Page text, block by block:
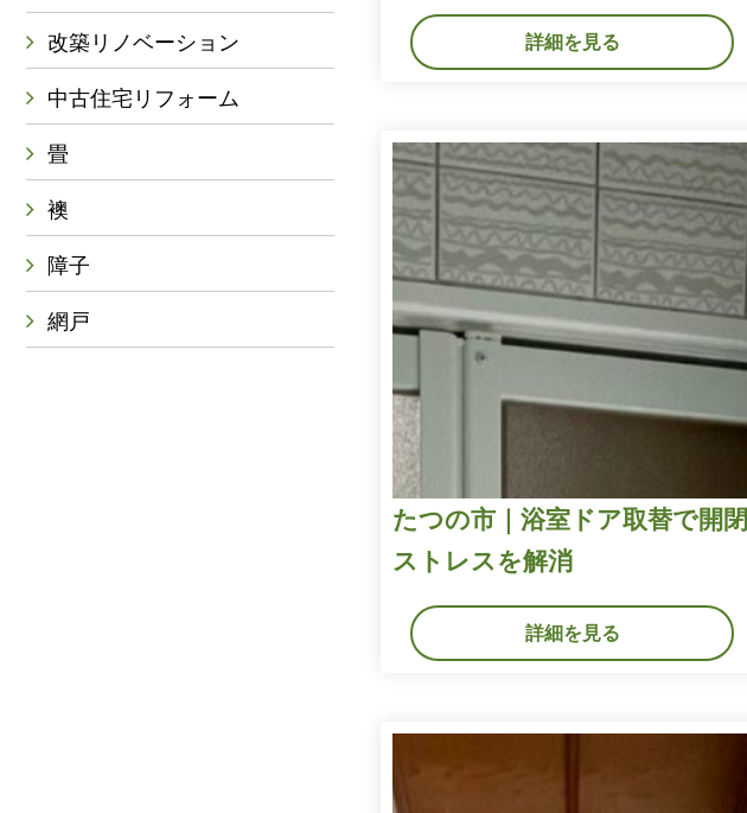
改築リノベーション
中古住宅リフォーム
畳
襖
障子
網戸
詳細を見る
たつの市｜浴室ドア取替で開閉
ストレスを解消
詳細を見る